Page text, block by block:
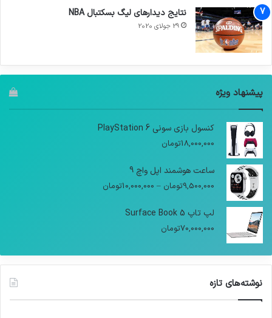
نتایج دیدار‌های لیگ بسکتبال NBA
29 جولای 2020
پیشنهاد ویژه
کنسول بازی سونی PlayStation 6
18,000,000تومان
ساعت هوشمند اپل واچ 9
9,500,000تومان –
10,000,000تومان
لپ تاپ Surface Book 5
70,000,000تومان
نوشته‌های تازه